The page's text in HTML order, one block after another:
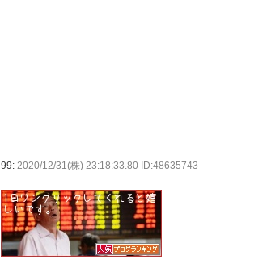
99: 2020/12/31(株) 23:18:33.80 ID:48635743